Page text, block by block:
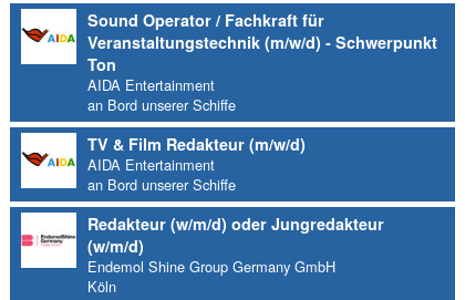
Sound Operator / Fachkraft für
Veranstaltungstechnik (m/w/d) - Schwerpunkt
Ton
AIDA Entertainment
an Bord unserer Schiffe
TV & Film Redakteur (m/w/d)
AIDA Entertainment
an Bord unserer Schiffe
Redakteur (w/m/d) oder Jungredakteur
(w/m/d)
Endemol Shine Group Germany GmbH
Köln